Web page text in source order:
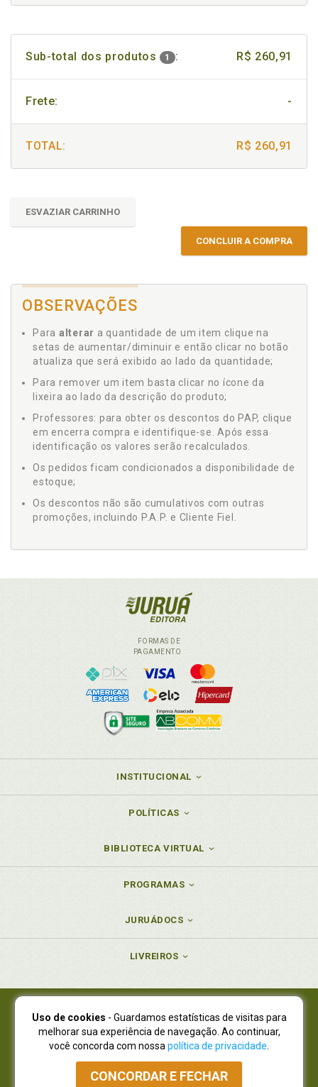
Sub-total dos produtos 1 : R$ 260,91
Frete: -
TOTAL: R$ 260,91
ESVAZIAR CARRINHO
CONCLUIR A COMPRA
OBSERVAÇÕES
Para alterar a quantidade de um item clique na
setas de aumentar/diminuir e então clicar no botão
atualiza que será exibido ao lado da quantidade;
Para remover um item basta clicar no ícone da
lixeira ao lado da descrição do produto;
Professores: para obter os descontos do PAP, clique
em encerra compra e identifique-se. Após essa
identificação os valores serão recalculados.
Os pedidos ficam condicionados a disponibilidade de
estoque;
Os descontos não são cumulativos com outras
promoções, incluindo P.A.P. e Cliente Fiel.
FORMAS DE
PAGAMENTO
INSTITUCIONAL
POLÍTICAS
BIBLIOTECA VIRTUAL
PROGRAMAS
JURUÁDOCS
LIVREIROS
Juruá Editora Ltda., CNPJ 77.535.508/0001-19
Juruá Informática Ltda., CNPJ 01.701.561/0001-80
NOVO ENDEREÇO:R. Flávio Dallegrave, 7665, São Lourenço |
Curitiba - Paraná - CEP 82210-310
Atendimento: (41) 4009-3900|Vendas Atacado: (41) 4009-3939
Uso de cookies - Guardamos estatísticas de visitas para
melhorar sua experiência de navegação. Ao continuar,
você concorda com nossa política de privacidade
CONCORDAR E FECHAR